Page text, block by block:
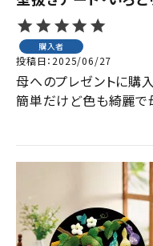
購入者
投稿日 2025/06/27
母へのプレゼントに購
簡単だけど色も綺麗で